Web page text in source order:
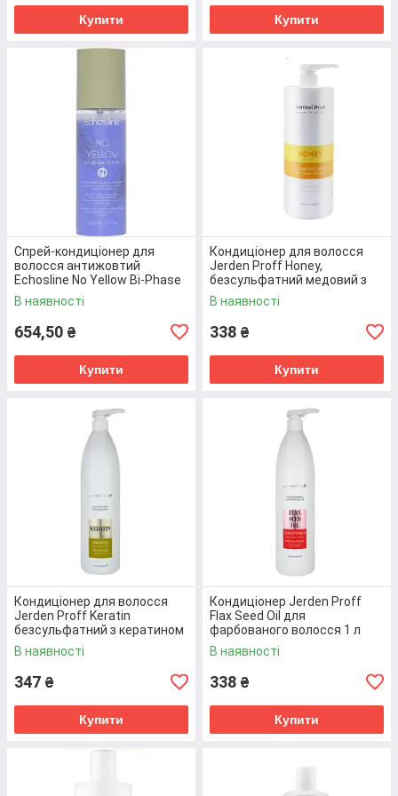
Крем-флюїд Echosline проти
посічених кінчиків 100 мл
Завдяки його застосуванню відбувається
відновлення волосся на клітинному рівні. Кератин,
що входить до складу засобу,відновлює кінчики
природного та привабливого вигляду.
Купити Купити
Спрей-кондиціонер для
волосся антижовтий
Echosline No Yellow Bi-Phase
Lotion 150 мл
(8008277245102)
В наявності
654,50 ₴
Купити
Кондиціонер для волосся
Jerden Proff Honey,
безсульфатний медовий з
маточним молочком, 1 л
(4823085624376)
В наявності
338 ₴
Купити
Кондиціонер для волосся
Jerden Proff Keratin
безсульфатний з кератином
1 л (4823085614032)
В наявності
347 ₴
Купити
Кондиціонер Jerden Proff
Flax Seed Oil для
фарбованого волосся 1 л
(4823085601926)
В наявності
338 ₴
Купити